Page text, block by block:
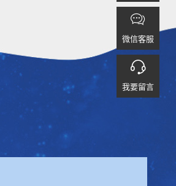

微信客服

我要留言